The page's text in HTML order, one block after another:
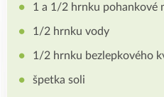
1 a 1/2 hrnku pohankové
1/2 hrnku vody
1/2 hrnku bezlepkového
špetka soli